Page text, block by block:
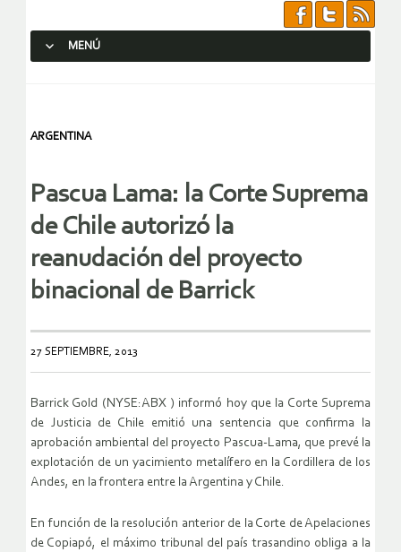
MENÚ
ARGENTINA
Pascua Lama: la Corte Suprema
de Chile autorizó la
reanudación del proyecto
binacional de Barrick
27 SEPTIEMBRE, 2013
Barrick Gold (NYSE:ABX ) informó hoy que la Corte Suprema
de Justicia de Chile emitió una sentencia que confirma la
aprobación ambiental del proyecto Pascua-Lama, que prevé la
explotación de un yacimiento metalífero en la Cordillera de los
Andes, en la frontera entre la Argentina y Chile.
En función de la resolución anterior de la Corte de Apelaciones
de Copiapó, el máximo tribunal del país trasandino obliga a la